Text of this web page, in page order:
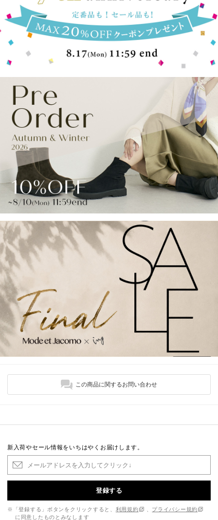
この商品に関するお問い合わせ
新入荷やセール情報をいちはやくお届けします。
登録する
※「登録する」ボタンをクリックすると、 利用規約
プライバシー規約
に同意したものとみなします